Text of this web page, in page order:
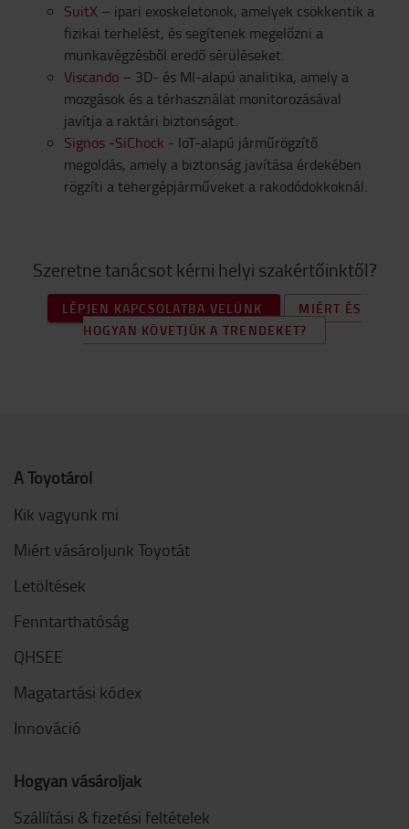
SuitX – ipari exoskeletonok, amelyek csökkentik a
fizikai terhelést, és segítenek megelőzni a
munkavégzésből eredő sérüléseket.
Viscando – 3D- és MI-alapú analitika, amely a
mozgások és a térhasználat monitorozásával
javítja a raktári biztonságot.
Signos -SiChock - IoT-alapú járműrögzítő
megoldás, amely a biztonság javítása érdekében
rögzíti a tehergépjárműveket a rakodódokkoknál.
Szeretne tanácsot kérni helyi szakértőinktől?
LÉPJEN KAPCSOLATBA VELÜNK
MIÉRT ÉS
HOGYAN KÖVETJÜK A TRENDEKET?
A Toyotáról
Kik vagyunk mi
Miért vásároljunk Toyotát
Letöltések
Fenntarthatóság
QHSEE
Magatartási kódex
Innováció
Hogyan vásároljak
Szállítási & fizetési feltételek